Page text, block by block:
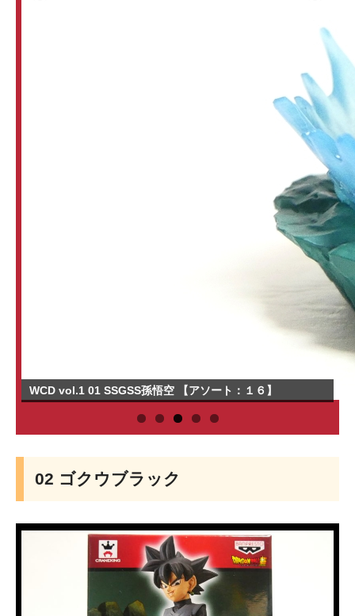
WCD vol.1 01 SSGSS孫悟空 【アソート：１６】
02 ゴクウブラック